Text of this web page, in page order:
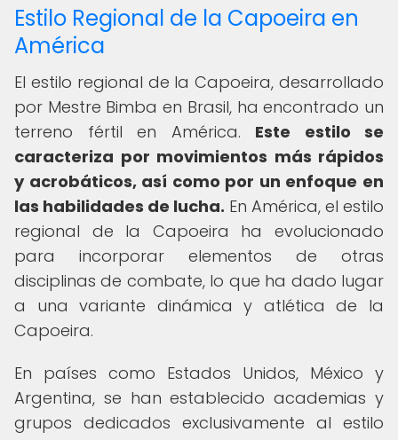
Estilo Regional de la Capoeira en
América
El estilo regional de la Capoeira, desarrollado
por Mestre Bimba en Brasil, ha encontrado un
terreno fértil en América. Este estilo se
caracteriza por movimientos más rápidos
y acrobáticos, así como por un enfoque en
las habilidades de lucha. En América, el estilo
regional de la Capoeira ha evolucionado
para incorporar elementos de otras
disciplinas de combate, lo que ha dado lugar
a una variante dinámica y atlética de la
Capoeira.
En países como Estados Unidos, México y
Argentina, se han establecido academias y
grupos dedicados exclusivamente al estilo